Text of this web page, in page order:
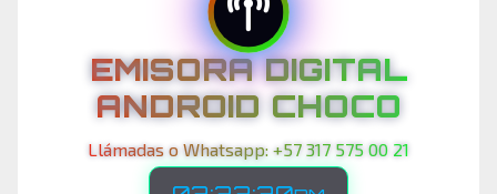
EMISORA DIGITAL
ANDROID CHOCO
Llámadas o Whatsapp: +57 317 575 00 21